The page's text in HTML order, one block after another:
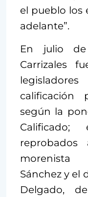
el pueblo los
adelante”.
En julio de
Carrizales
según la
Sánchez y el
Delgado,